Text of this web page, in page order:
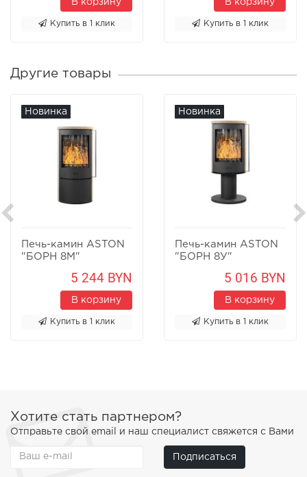
В корзину
Купить в 1 клик
В корзину
Купить в 1 клик
Другие товары
Новинка
Печь-камин ASTON
"БОРН 8М"
5 244 BYN
В корзину
Купить в 1 клик
Новинка
Печь-камин ASTON
"БОРН 8У"
5 016 BYN
В корзину
Купить в 1 клик
Хотите стать партнером?
Отправьте свой email и наш специалист свяжется с Вами
Подписаться